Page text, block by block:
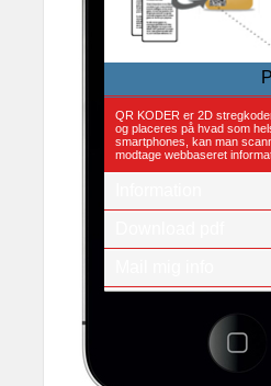
QR KODER er 2D
og placeres på hvad som
smartphones, kan man
modtage webbaseret
Fredens Torv 1 2.th